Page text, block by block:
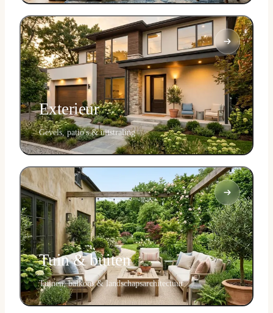
Exterieur
Gevels, patio's & uitstraling
Tuin & buiten
Tuinen, balkons & landschapsarchitectuur